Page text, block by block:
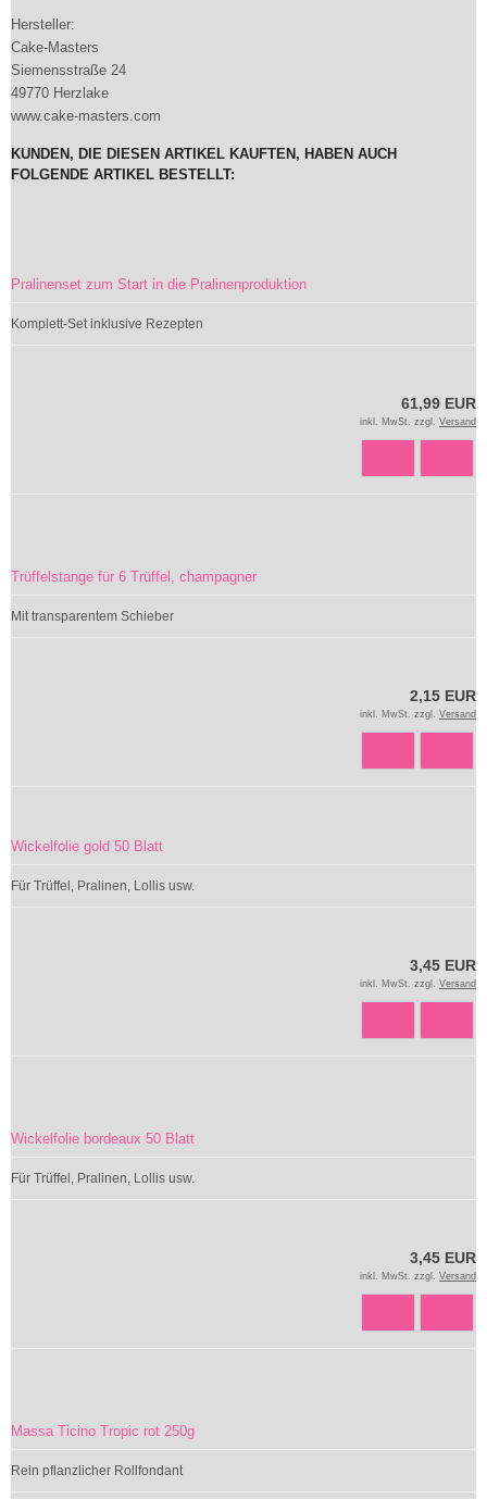
Hersteller:
Cake-Masters
Siemensstraße 24
49770 Herzlake
www.cake-masters.com
KUNDEN, DIE DIESEN ARTIKEL KAUFTEN, HABEN AUCH
FOLGENDE ARTIKEL BESTELLT:
Pralinenset zum Start in die Pralinenproduktion
Komplett-Set inklusive Rezepten
61,99 EUR
inkl. MwSt. zzgl. Versand
Trüffelstange für 6 Trüffel, champagner
Mit transparentem Schieber
2,15 EUR
inkl. MwSt. zzgl. Versand
Wickelfolie gold 50 Blatt
Für Trüffel, Pralinen, Lollis usw.
3,45 EUR
inkl. MwSt. zzgl. Versand
Wickelfolie bordeaux 50 Blatt
Für Trüffel, Pralinen, Lollis usw.
3,45 EUR
inkl. MwSt. zzgl. Versand
Massa Ticino Tropic rot 250g
Rein pflanzlicher Rollfondant